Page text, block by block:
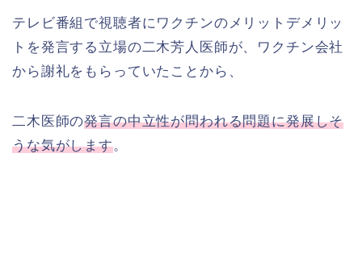
テレビ番組で視聴者にワクチンのメリットデメリッ
トを発言する立場の二木芳人医師が、ワクチン会社
から謝礼をもらっていたことから、
二木医師の発言の中立性が問われる問題に発展しそ
うな気がします。